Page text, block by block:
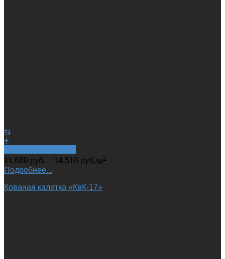
⇆
+
11,680 руб. – 14,510 руб./м2
Подробнее...
Кованая калитка «КвК-17»